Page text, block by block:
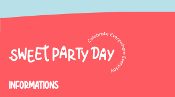
INFORMATIONS